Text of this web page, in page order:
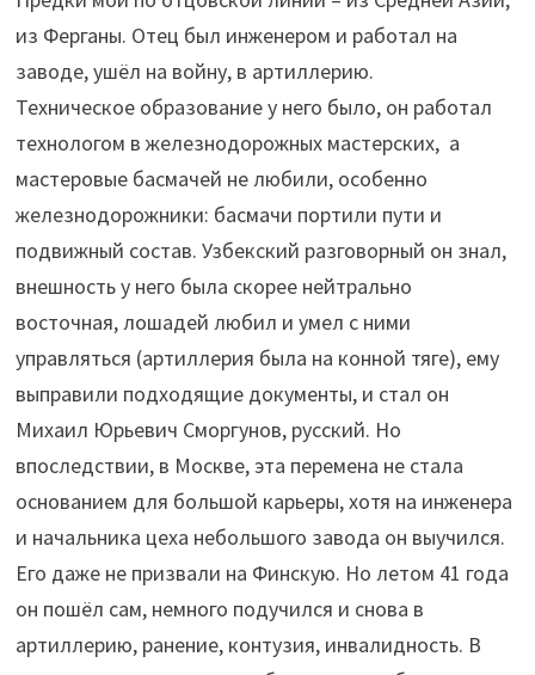
из Ферганы. Отец был инженером и работал на
заводе, ушёл на войну, в артиллерию.
Техническое образование у него было, он работал
технологом в железнодорожных мастерских, а
мастеровые басмачей не любили, особенно
железнодорожники: басмачи портили пути и
подвижный состав. Узбекский разговорный он знал,
внешность у него была скорее нейтрально
восточная, лошадей любил и умел с ними
управляться (артиллерия была на конной тяге), ему
выправили подходящие документы, и стал он
Михаил Юрьевич Сморгунов, русский. Но
впоследствии, в Москве, эта перемена не стала
основанием для большой карьеры, хотя на инженера
и начальника цеха небольшого завода он выучился.
Его даже не призвали на Финскую. Но летом 41 года
он пошёл сам, немного подучился и снова в
артиллерию, ранение, контузия, инвалидность. В